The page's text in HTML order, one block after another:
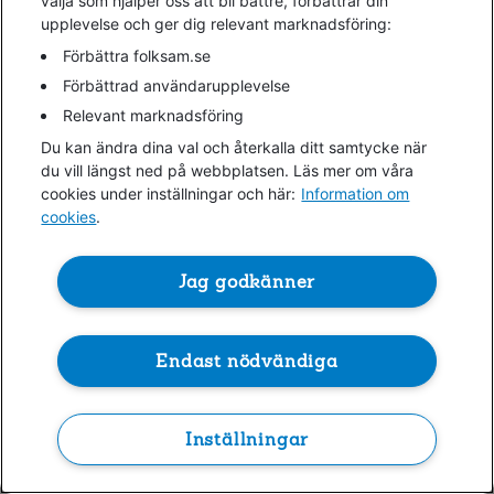
information).
upplevelse och ger dig relevant marknadsföring:
Förbättra folksam.se
Förbättrad användarupplevelse
Relevant marknadsföring
Du kan ändra dina val och återkalla ditt samtycke när
du vill längst ned på webbplatsen. Läs mer om våra
cookies under inställningar och här: Information om
cookies.
Jag godkänner
Endast nödvändiga
Inställningar